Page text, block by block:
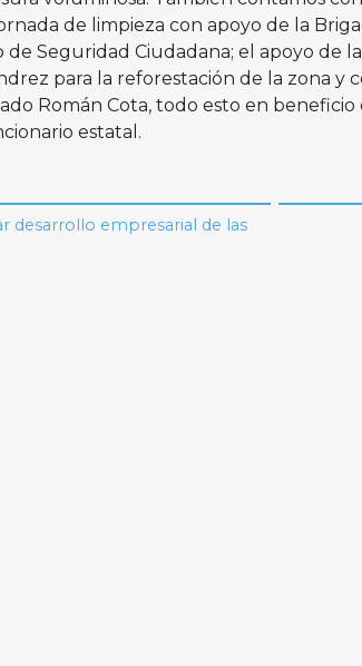
de limpieza con apoyo de la
de Seguridad Ciudadana; el apoyo de
para la reforestación de la zona y
Román Cota, todo esto en beneficio
estatal.
desarrollo empresarial de las